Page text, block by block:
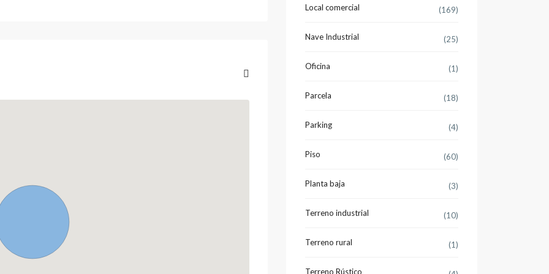
Local comercial (169)
Nave Industrial (25)
Oficina (1)
Parcela (18)
Parking (4)
Piso (60)
Planta baja (3)
Terreno industrial (10)
Terreno rural (1)
Terreno Rústico